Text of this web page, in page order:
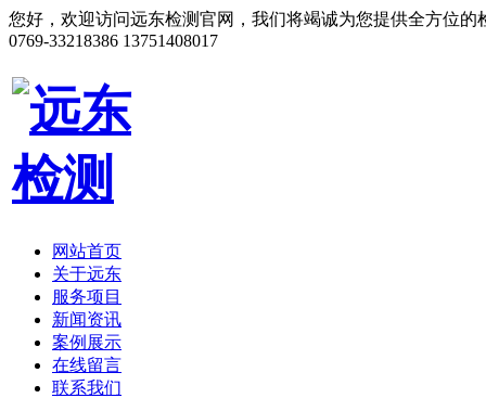
您好，欢迎访问远东检测官网，我们将竭诚为您提供全方位的
0769-33218386 13751408017
网站首页
关于远东
服务项目
新闻资讯
案例展示
在线留言
联系我们